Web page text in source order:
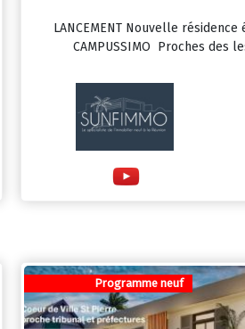
LANCEMENT Nouvelle résidence
CAMPUSSIMO Proches des
Programme neuf